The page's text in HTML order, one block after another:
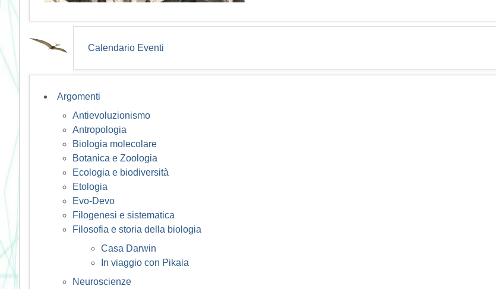
Calendario Eventi
Argomenti
Antievoluzionismo
Antropologia
Biologia molecolare
Botanica e Zoologia
Ecologia e biodiversità
Etologia
Evo-Devo
Filogenesi e sistematica
Filosofia e storia della biologia
Casa Darwin
In viaggio con Pikaia
Neuroscienze